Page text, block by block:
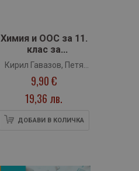
Химия и ООС за 11.
клас за
Профилирана
подготовка. Модул
2: Химия на
неорганичните
вещества (Клет)
Кирил Гавазов, Петя
Рачева, Галя
Шуманова, Татяна
Гюзелева, Йорданка
Стефанова
9,90 €
19,36 лв.
ДОБАВИ В КОЛИЧКА